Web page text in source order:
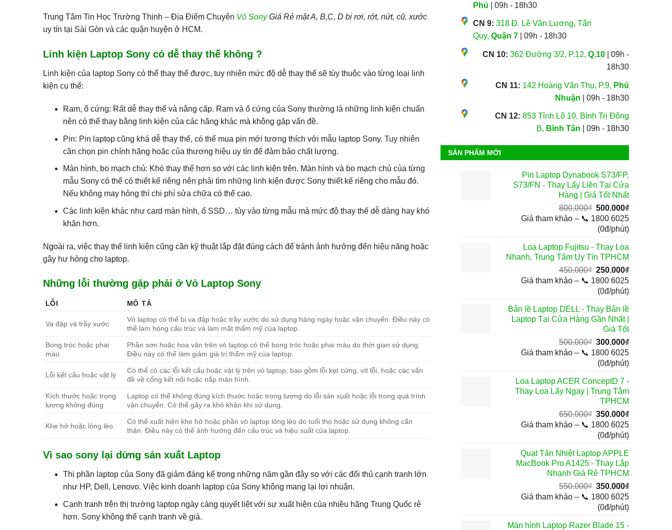
Trung Tâm Tin Học Trường Thịnh – Địa Điểm Chuyên Vỏ SonyGiá Rẻ mặt A, B,C, D bị rơi, rớt, nứt, cũ, xước
uy tín tại Sài Gòn và các quận huyện ở HCM.
Linh kiện Laptop Sony có dễ thay thế không ?
Linh kiện của laptop Sony có thể thay thế được, tuy nhiên mức độ dễ thay thế sẽ tùy thuộc vào từng loại linh
kiện cụ thể:
Ram, ổ cứng: Rất dễ thay thế và nâng cấp. Ram và ổ cứng của Sony thường là những linh kiện chuẩn
nên có thể thay bằng linh kiện của các hãng khác mà không gặp vấn đề.
Pin: Pin laptop cũng khá dễ thay thế, có thể mua pin mới tương thích với mẫu laptop Sony. Tuy nhiên
cần chọn pin chính hãng hoặc của thương hiệu uy tín để đảm bảo chất lượng.
Màn hình, bo mạch chủ: Khó thay thế hơn so với các linh kiện trên. Màn hình và bo mạch chủ của từng
mẫu Sony có thể có thiết kế riêng nên phải tìm những linh kiện được Sony thiết kế riêng cho mẫu đó.
Nếu không may hỏng thì chi phí sửa chữa có thể cao.
Các linh kiện khác như card màn hình, ổ SSD… tùy vào từng mẫu mà mức độ thay thế dễ dàng hay khó
khăn hơn.
Ngoài ra, việc thay thế linh kiện cũng cần kỹ thuật lắp đặt đúng cách để tránh ảnh hưởng đến hiệu năng hoặc
gây hư hỏng cho laptop.
Những lỗi thường gặp phải ở Vỏ Laptop Sony
LỖI MÔ TẢ
Va đập và trầy xước
Vỏ laptop có thể bị va đập hoặc trầy xước do sử dụng hàng ngày hoặc vận chuyển. Điều này có
thể làm hỏng cấu trúc và làm mất thẩm mỹ của laptop.
Bong tróc hoặc phai
màu
Phần sơn hoặc hoa văn trên vỏ laptop có thể bong tróc hoặc phai màu do thời gian sử dụng.
Điều này có thể làm giảm giá trị thẩm mỹ của laptop.
Lỗi kết cấu hoặc vật lý
Có thể có các lỗi kết cấu hoặc vật lý trên vỏ laptop, bao gồm lỗi kẹt cứng, vít lỗi, hoặc các vấn
đề về cổng kết nối hoặc nắp màn hình.
Kích thước hoặc trọng
lượng không đúng
Laptop có thể không đúng kích thước hoặc trọng lượng do lỗi sản xuất hoặc lỗi trong quá trình
vận chuyển. Có thể gây ra khó khăn khi sử dụng.
Khe hở hoặc lỏng lẻo
Có thể xuất hiện khe hở hoặc phần vỏ laptop lỏng lẻo do tuổi thọ hoặc sử dụng không cẩn
thận. Điều này có thể ảnh hưởng đến cấu trúc và hiệu suất của laptop.
Vì sao sony lại dừng sản xuất Laptop
Thị phần laptop của Sony đã giảm đáng kể trong những năm gần đây so với các đối thủ cạnh tranh lớn
như HP, Dell, Lenovo. Việc kinh doanh laptop của Sony không mang lại lợi nhuận.
Cạnh tranh trên thị trường laptop ngày càng quyết liệt với sự xuất hiện của nhiều hãng Trung Quốc rẻ
hơn. Sony không thể cạnh tranh về giá.
Phú | 09h - 18h30
CN 9: 318 Đ. Lê Văn Lương, Tân
Quy, Quận 7| 09h - 18h30
CN 10: 362 Đường 3/2, P.12,Q.10 | 09h -
18h30
CN 11: 142 Hoàng Văn Thụ, P.9, Phú
Nhuận | 09h - 18h30
CN 12: 853 Tỉnh Lộ 10, Bình Trị Đông
B, Bình Tân | 09h - 18h30
SẢN PHẨM MỚI
Pin Laptop Dynabook S73/FP,
S73/FN - Thay Lấy Liền Tại Cửa
Hàng | Giá Tốt Nhất
800.000₫ Giá
gốc
là:
500.000₫Giá
hiện
tại
500.000₫.
Giá tham khảo – 📞 1800 6025
(0đ/phút)
Loa Laptop Fujitsu - Thay Loa
Nhanh, Trung Tâm Uy Tín TPHCM
450.000₫ Giá
gốc
là:
250.000₫Giá
hiện
tại
250.000₫.
Giá tham khảo – 📞 1800 6025
(0đ/phút)
Bản lề Laptop DELL - Thay Bản lề
Laptop Tại Cửa Hàng Gần Nhất |
Giá Tốt
500.000₫ Giá
gốc
là:
300.000₫Giá
hiện
tại
300.000₫.
Giá tham khảo – 📞 1800 6025
(0đ/phút)
Loa Laptop ACER ConceptD 7 -
Thay Loa Lấy Ngay | Trung Tâm
TPHCM
650.000₫ Giá
gốc
là:
350.000₫Giá
hiện
tại
Giá tham khảo – 📞 1800 6025
(0đ/phút)
Quạt Tản Nhiệt Laptop APPLE
MacBook Pro A1425 - Thay Lắp
Nhanh Giá Rẻ TPHCM
550.000₫ Giá
gốc
là:
350.000₫Giá
hiện
tại
350.000₫.
Giá tham khảo – 📞 1800 6025
(0đ/phút)
Màn hình Laptop Razer Blade 15 -